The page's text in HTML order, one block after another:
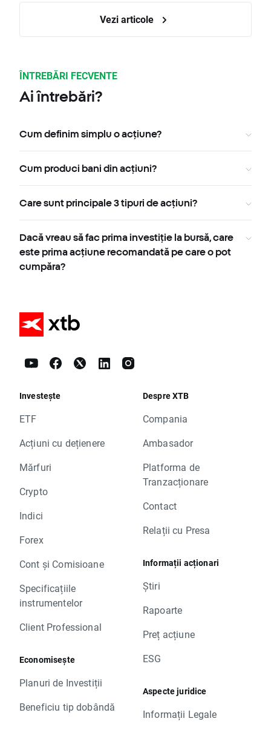
Vezi articole
ÎNTREBĂRI FECVENTE
Ai întrebări?
Cum definim simplu o acțiune?
Cum produci bani din acțiuni?
Care sunt principale 3 tipuri de acțiuni?
Dacă vreau să fac prima investiție la bursă, care
este prima acțiune recomandată pe care o pot
cumpăra?
Investește
ETF
Acțiuni cu dețienere
Mărfuri
Crypto
Indici
Forex
Cont și Comisioane
Specificațiile
instrumentelor
Client Professional
Economisește
Planuri de Investiții
Beneficiu tip dobândă
Despre XTB
Compania
Ambasador
Platforma de
Tranzacționare
Contact
Relații cu Presa
Informații acționari
Știri
Rapoarte
Preț acțiune
ESG
Aspecte juridice
Informații Legale